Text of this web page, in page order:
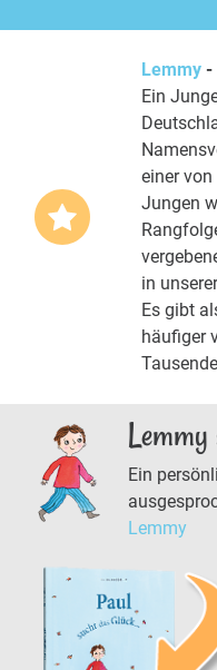
Lemmy -
Ein
einer
Jungen
in
Es gibt
häufiger
Ein
Lemmy